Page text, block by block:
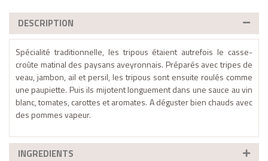
DESCRIPTION
Spécialité traditionnelle, les tripous étaient autrefois le casse-
croûte matinal des paysans aveyronnais. Préparés avec tripes de
veau, jambon, ail et persil, les tripous sont ensuite roulés comme
une paupiette. Puis ils mijotent longuement dans une sauce au vin
blanc, tomates, carottes et aromates. A déguster bien chauds avec
des pommes vapeur.
INGREDIENTS